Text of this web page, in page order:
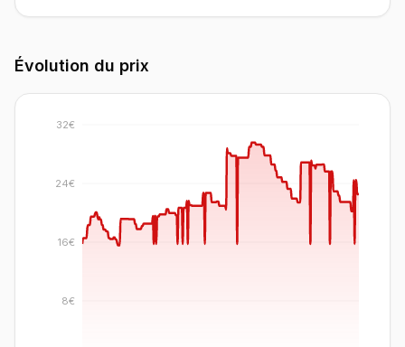
Évolution du prix
8€
16€
24€
32€